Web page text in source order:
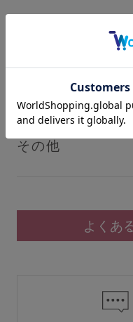
サイズ選び・在
その他
よくあ